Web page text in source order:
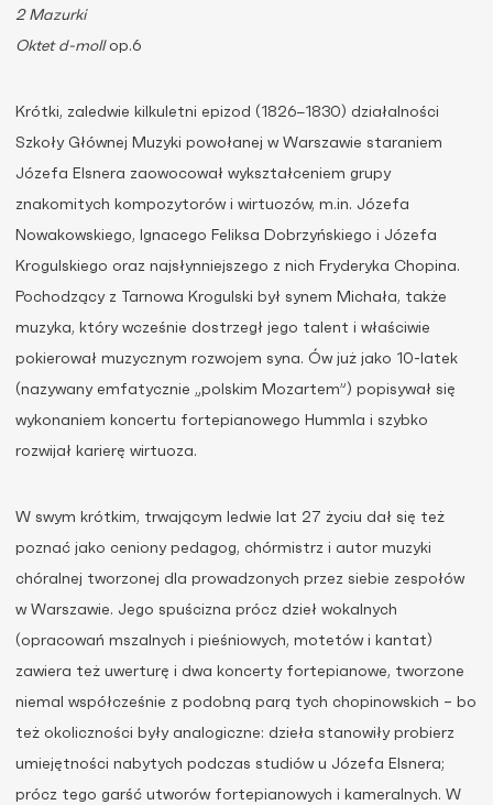
2 Mazurki
Oktet d-mollop.6
Krótki, zaledwie kilkuletni epizod (1826−1830) działalności
Szkoły Głównej Muzyki powołanej w Warszawie staraniem
Józefa Elsnera zaowocował wykształceniem grupy
znakomitych kompozytorów i wirtuozów, m.in. Józefa
Nowakowskiego, Ignacego Feliksa Dobrzyńskiego i Józefa
Krogulskiego oraz najsłynniejszego z nich Fryderyka Chopina.
Pochodzący z Tarnowa Krogulski był synem Michała, także
muzyka, który wcześnie dostrzegł jego talent i właściwie
pokierował muzycznym rozwojem syna. Ów już jako 10-latek
(nazywany emfatycznie „polskim Mozartem”) popisywał się
wykonaniem koncertu fortepianowego Hummla i szybko
rozwijał karierę wirtuoza.
W swym krótkim, trwającym ledwie lat 27 życiu dał się też
poznać jako ceniony pedagog, chórmistrz i autor muzyki
chóralnej tworzonej dla prowadzonych przez siebie zespołów
w Warszawie. Jego spuścizna prócz dzieł wokalnych
(opracowań mszalnych i pieśniowych, motetów i kantat)
zawiera też uwerturę i dwa koncerty fortepianowe, tworzone
niemal współcześnie z podobną parą tych chopinowskich – bo
też okoliczności były analogiczne: dzieła stanowiły probierz
umiejętności nabytych podczas studiów u Józefa Elsnera;
prócz tego garść utworów fortepianowych i kameralnych. W